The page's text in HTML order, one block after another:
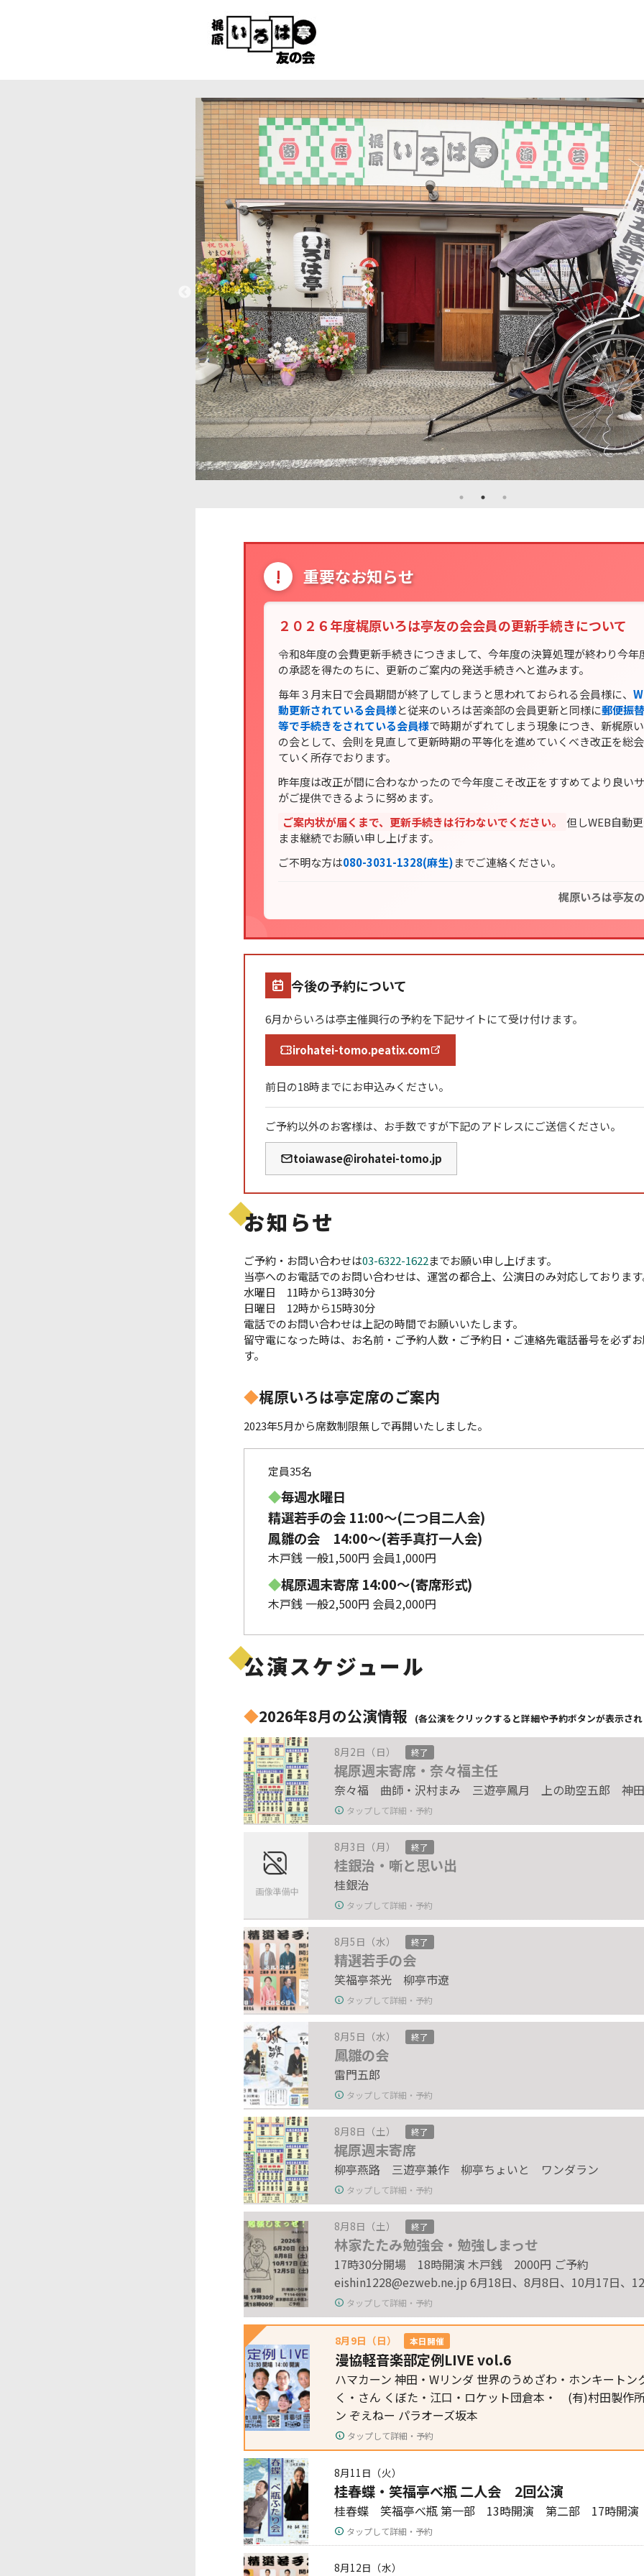
! 重要なお知らせ
２０２６年度梶原いろは亭友の会会員の更新手続きについて
令和8年度の会費更新手続きにつきまして、今年度の決算処理が終わり今年
の承認を得たのちに、更新のご案内の発送手続きへと進みます。
毎年３月末日で会員期間が終了してしまうと思われておられる会員様に、
動更新されている会員様と従来のいろは苦楽部の会員更新と同様に郵便振
等で手続きをされている会員様で時期がずれてしまう現象につき、新梶原
の会として、会則を見直して更新時期の平等化を進めていくべき改正を総
ていく所存でおります。
昨年度は改正が間に合わなかったので今年度こそ改正をすすめてより良い
がご提供できるように努めます。
ご案内状が届くまで、更新手続きは行わないでください。
但しWEB自動
まま継続でお願い申し上げます。
ご不明な方は080-3031-1328(麻生)までご連絡ください。
梶原いろは亭友
今後の予約について
6月からいろは亭主催興行の予約を下記サイトにて受け付けます。
irohatei-tomo.peatix.com
前日の18時までにお申込みください。
ご予約以外のお客様は、お手数ですが下記のアドレスにご送信ください。
toiawase@irohatei-tomo.jp
お知らせ
ご予約・お問い合わせは03-6322-1622までお願い申し上げます。
当亭へのお電話でのお問い合わせは、運営の都合上、公演日のみ対応しておりま
水曜日 11時から13時30分
日曜日 12時から15時30分
電話でのお問い合わせは上記の時間でお願いいたします。
留守電になった時は、お名前・ご予約人数・ご予約日・ご連絡先電話番号を必ず
す。
◆梶原いろは亭定席のご案内
2023年5月から席数制限無しで再開いたしました。
定員35名
◆毎週水曜日
精選若手の会 11:00〜(二つ目二人会)
鳳雛の会 14:00～(若手真打一人会)
木戸銭 一般1,500円 会員1,000円
◆梶原週末寄席 14:00〜(寄席形式)
木戸銭 一般2,500円 会員2,000円
公演スケジュール
◆2026年8月の公演情報 (各公演をクリックすると詳細や予約ボタンが表示さ
8月2日（日） 終了
梶原週末寄席・奈々福主任
奈々福 曲師・沢村まみ 三遊亭鳳月 上の助空五郎 神
タップして詳細・予約
8月3日（月） 終了
桂銀治・噺と思い出
桂銀治
タップして詳細・予約
8月5日（水） 終了
精選若手の会
笑福亭茶光 柳亭市遼
タップして詳細・予約
8月5日（水） 終了
鳳雛の会
雷門五郎
タップして詳細・予約
8月8日（土） 終了
梶原週末寄席
柳亭燕路 三遊亭兼作 柳亭ちょいと ワンダラン
タップして詳細・予約
8月8日（土） 終了
林家たたみ勉強会・勉強しまっせ
17時30分開場 18時開演 木戸銭 2000円 ご予約
eishin1228@ezweb.ne.jp 6月18日、8月8日、10月17日、
タップして詳細・予約
8月9日（日） 本日開催
漫協軽音楽部定例LIVE vol.6
ハマカーン 神田・Wリンダ 世界のうめざわ・ホンキートン
く・さん くぼた・江口・ロケット団倉本・ (有)村田製作
ン ぞえねー パラオーズ坂本
タップして詳細・予約
8月11日（火）
桂春蝶・笑福亭べ瓶 二人会 2回公演
桂春蝶 笑福亭べ瓶 第一部 13時開演 第二部 17時開演
タップして詳細・予約
8月12日（水）